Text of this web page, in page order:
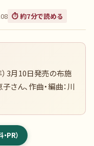
⏱️ 約7分で読める
）3月10日発売の布施
さん、作曲・編曲：川
PR）